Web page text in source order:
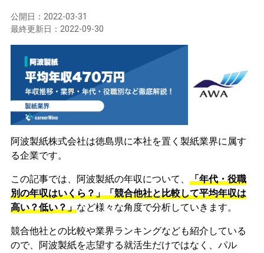
公開日： 2022-03-31
最終更新日： 2022-09-30
阿波製紙株式会社は徳島県に本社を置く製紙業界に属す
る企業です。
この記事では、阿波製紙の年収について、 「年代・役職
別の年収はいくら？」「競合他社と比較して平均年収は
高い？低い？」など様々な角度で分析していきます。
競合他社との比較や業界ランキングなども紹介している
ので、阿波製紙を志望する就活生だけではなく、パル